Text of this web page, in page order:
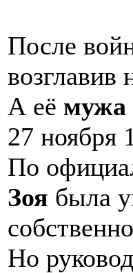
После
возглавив
А её мужа
27 ноября
По
Зоя была
Но